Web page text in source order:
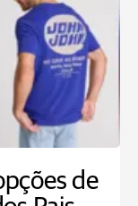
de